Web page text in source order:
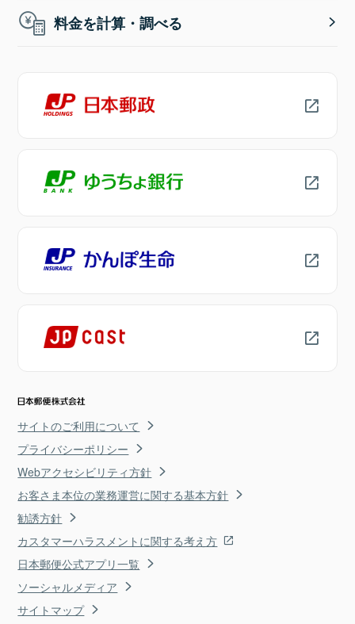
料金を計算・調べる
サイトのご利用について
プライバシーポリシー
Webアクセシビリティ方針
お客さま本位の業務運営に関する基本方針
勧誘方針
カスタマーハラスメントに関する考え方
日本郵便公式アプリ一覧
ソーシャルメディア
サイトマップ